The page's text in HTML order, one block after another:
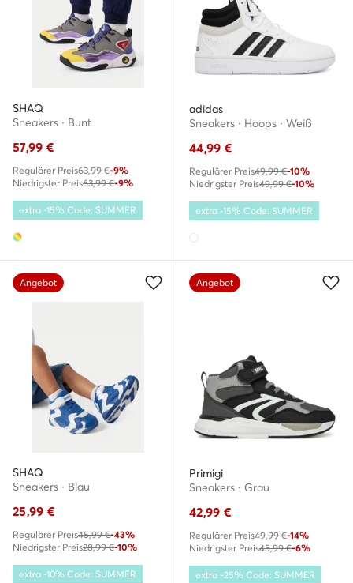
SHAQ
Sneakers · Bunt
57,99 €
Regulärer Preis63,99 €-9%
Niedrigster Preis63,99 €-9%
extra -15% Code: SUMMER
adidas
Sneakers · Hoops · Weiß
44,99 €
Regulärer Preis49,99 €-10%
Niedrigster Preis49,99 €-10%
extra -15% Code: SUMMER
Angebot
SHAQ
Sneakers · Blau
25,99 €
Regulärer Preis45,99 €-43%
Niedrigster Preis28,99 €-10%
extra -10% Code: SUMMER
Angebot
Primigi
Sneakers · Grau
42,99 €
Regulärer Preis49,99 €-14%
Niedrigster Preis45,99 €-6%
extra -25% Code: SUMMER